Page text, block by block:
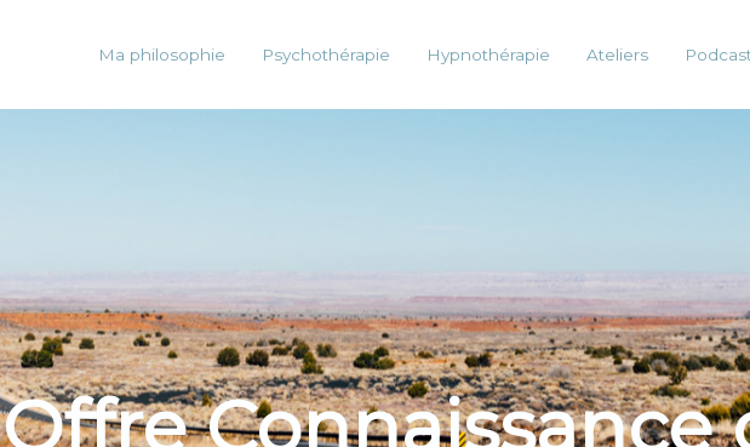
Ma philosophie Psychothérapie Hypnothérapie Ateliers
Offre Connaissance